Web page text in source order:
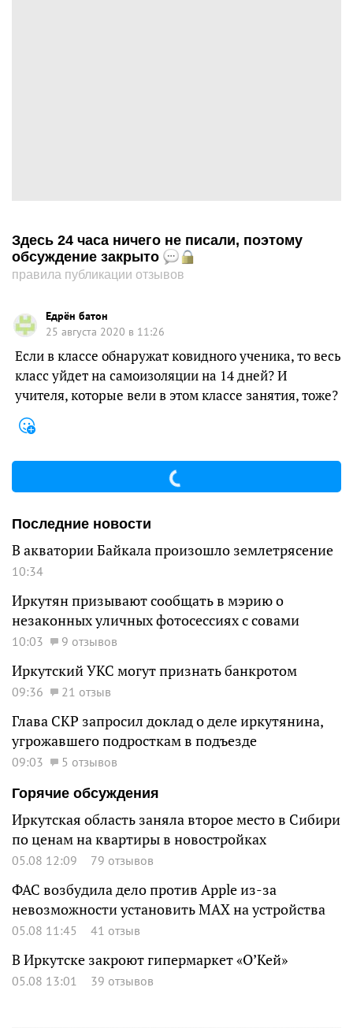
Здесь 24 часа ничего не писали, поэтому
обсуждение закрыто
правила публикации отзывов
Едрён батон
25 августа 2020 в 11:26
Если в классе обнаружат ковидного ученика, то весь
класс уйдет на самоизоляции на 14 дней? И
учителя, которые вели в этом классе занятия, тоже?
Последние новости
В акватории Байкала произошло землетрясение
10:34
Иркутян призывают сообщать в мэрию о
незаконных уличных фотосессиях с совами
10:03 9 отзывов
Иркутский УКС могут признать банкротом
09:36 21 отзыв
Глава СКР запросил доклад о деле иркутянина,
угрожавшего подросткам в подъезде
09:03
5 отзывов
Горячие обсуждения
Иркутская область заняла второе место в Сибири
по ценам на квартиры в новостройках
05.08 12:09 79 отзывов
ФАС возбудила дело против Apple из-за
невозможности установить MAX на устройства
05.08 11:45 41 отзыв
В Иркутске закроют гипермаркет «О’Кей»
05.08 13:01 39 отзывов